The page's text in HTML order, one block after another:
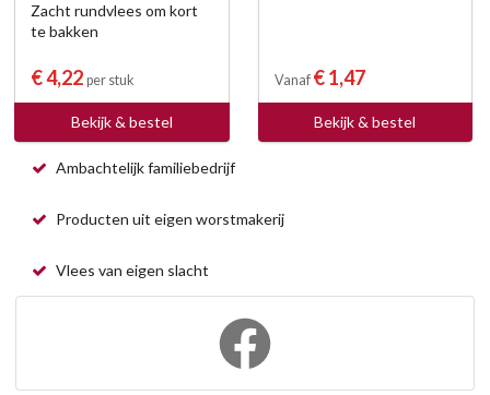
Zacht rundvlees om kort
te bakken
€ 4,22 per stuk
Bekijk & bestel
Vanaf € 1,47
Bekijk & bestel
Ambachtelijk familiebedrijf
Producten uit eigen worstmakerij
Vlees van eigen slacht